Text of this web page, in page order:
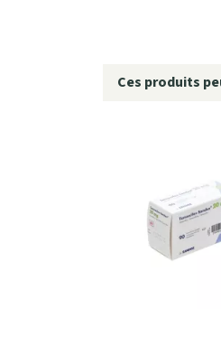
Ces produits